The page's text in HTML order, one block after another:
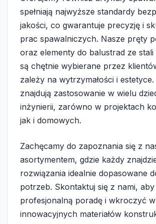
spełniają najwyższe standardy
jakości, co gwarantuje precyzję i
prac spawalniczych. Nasze pręty
oraz elementy do balustrad ze stali
są chętnie wybierane przez
zależy na wytrzymałości i
znajdują zastosowanie w wielu
inżynierii, zarówno w projektach
jak i domowych.
Zachęcamy do zapoznania się z
asortymentem, gdzie każdy
rozwiązania idealnie dopasowane
potrzeb. Skontaktuj się z nami,
profesjonalną poradę i wkroczyć
innowacyjnych materiałów